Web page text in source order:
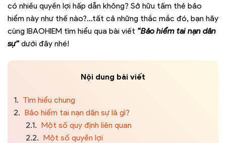
có nhiều quyền lợi hấp dẫn không? Sở hữu tấm thẻ bảo
hiểm này như thế nào?…tất cả những thắc mắc đó, bạn hãy
cùng IBAOHIEM tìm hiểu qua bài viết “Bảo hiểm tai nạn dân
sự”dưới đây nhé!
Nội dung bài viết
1. Tìm hiểu chung
2. Bảo hiểm tai nạn dân sự là gì?
2.1. Một số quy định liên quan
2.2. Một số quyền lợi